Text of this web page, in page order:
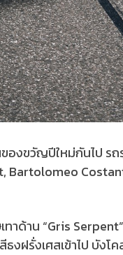
องขวัญปีใหม่กันไป ร
Bartolomeo
ด้าน “Gris
ฝรั่งเศสเข้าไป บังโ